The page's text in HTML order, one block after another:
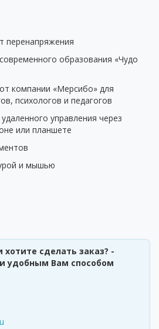
перенапряжения
образования «Чудо
компании «Мерсибо» для
психологов и педагогов
управления через
или планшете
и мышью
хотите сделать заказ? -
удобным Вам способом